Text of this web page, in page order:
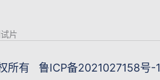
片
所有 鲁ICP备2021027158号-1